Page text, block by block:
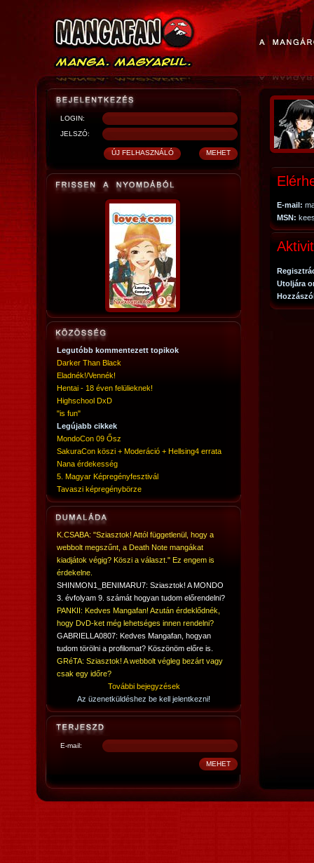
LOGIN:
JELSZÓ:
Legutóbb kommentezett topikok
Darker Than Black
Eladnék!/Vennék!
Hentai - 18 éven felülieknek!
Highschool DxD
"is fun"
Legújabb cikkek
MondoCon 09 Ősz
SakuraCon köszi + Moderáció + Hellsing4 errata
Nana érdekesség
5. Magyar Képregényfesztivál
Tavaszi képregénybörze
K.CSABA: "Sziasztok! Attól függetlenül, hogy a
webbolt megszűnt, a Death Note mangákat
kiadjátok végig? Köszi a választ." Ez engem is
érdekelne.
SHINMON1_BENIMARU7: Sziasztok! A MONDO
3. évfolyam 9. számát hogyan tudom előrendelni?
PANKII: Kedves Mangafan! Azután érdeklődnék,
hogy DvD-ket még lehetséges innen rendelni?
GABRIELLA0807: Kedves Mangafan, hogyan
tudom törölni a profilomat? Köszönöm előre is.
GRéTA: Sziasztok! A webbolt végleg bezárt vagy
csak egy időre?
További bejegyzések
Az üzenetküldéshez be kell jelentkezni!
E-mail:
E-mail:
MSN:
Utoljára